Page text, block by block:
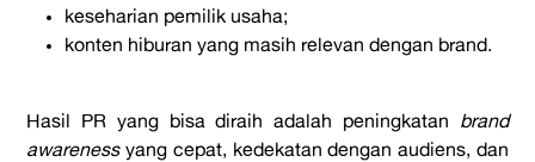
keseharian pemilik usaha;
konten hiburan yang masih relevan dengan brand.
Hasil PR yang bisa diraih adalah peningkatan brand
awarenessyang cepat, kedekatan dengan audiens, dan